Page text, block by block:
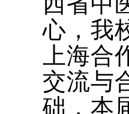
心，我
上海
交流与
础，本